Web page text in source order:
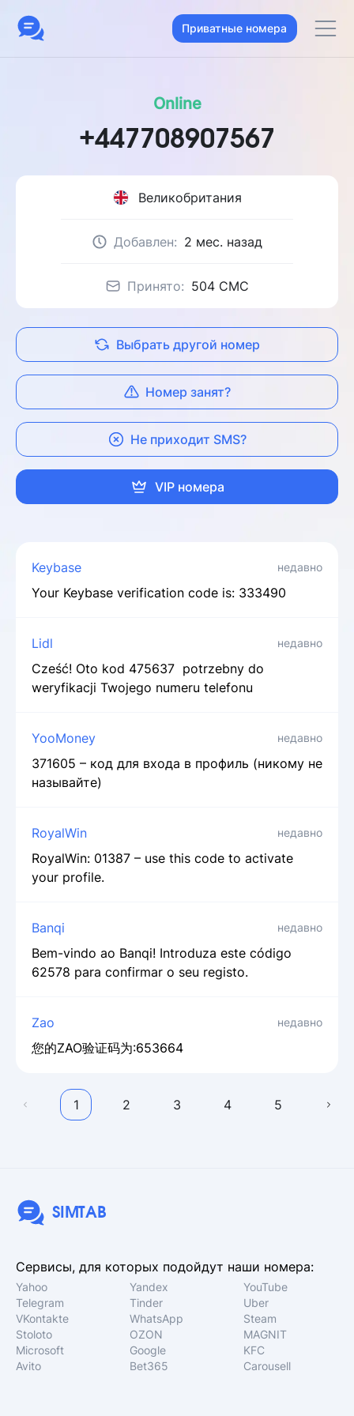
Приватные номера
Online
+447708907567
Великобритания
Добавлен: 2 мес. назад
Принято: 504 CMC
Выбрать другой номер
Номер занят?
Не приходит SMS?
VIP номера
Keybase недавно
Your Keybase verification code is: 333490
Lidl недавно
Cześć! Oto kod 475637 potrzebny do
weryfikacji Twojego numeru telefonu
YooMoney недавно
371605 – код для входа в профиль (никому не
называйте)
RoyalWin недавно
RoyalWin: 01387 – use this code to activate
your profile.
Banqi недавно
Bem-vindo ao Banqi! Introduza este código
62578 para confirmar o seu registo.
Zao недавно
您的ZAO验证码为:653664
1 2 3 4 5
SIMTAB
Сервисы, для которых подойдут наши номера:
Yahoo Yandex
YouTube
Telegram
Tinder
Uber
VKontakte
WhatsApp
Steam
Stoloto
OZON
MAGNIT
Microsoft
Google
KFC
Avito
Bet365 Carousell